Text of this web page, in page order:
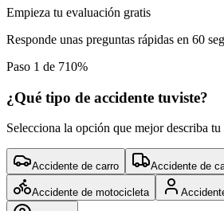
Empieza tu evaluación gratis
Responde unas preguntas rápidas en 60
Paso 1 de 710%
¿Qué tipo de accidente tuviste?
Selecciona la opción que mejor describa tu
Accidente de carro Accidente de
Accidente de motocicleta